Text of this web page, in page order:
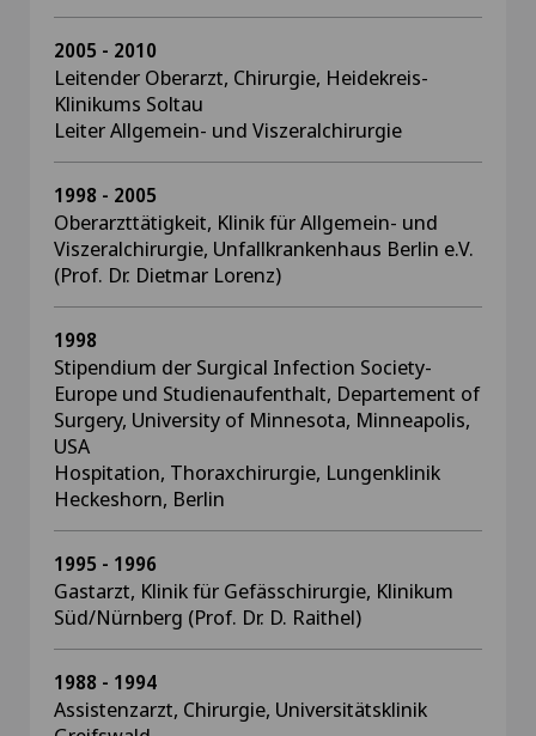
2005 - 2010
Leitender Oberarzt, Chirurgie, Heidekreis-
Klinikums Soltau
Leiter Allgemein- und Viszeralchirurgie
1998 - 2005
Oberarzttätigkeit, Klinik für Allgemein- und
Viszeralchirurgie, Unfallkrankenhaus Berlin e.V.
(Prof. Dr. Dietmar Lorenz)
1998
Stipendium der Surgical Infection Society-
Europe und Studienaufenthalt, Departement of
Surgery, University of Minnesota, Minneapolis,
USA
Hospitation, Thoraxchirurgie, Lungenklinik
Heckeshorn, Berlin
1995 - 1996
Gastarzt, Klinik für Gefässchirurgie, Klinikum
Süd/Nürnberg (Prof. Dr. D. Raithel)
1988 - 1994
Assistenzarzt, Chirurgie, Universitätsklinik